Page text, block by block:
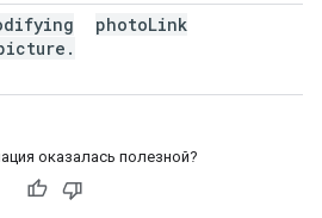
.
photoLink
оказалась полезной?